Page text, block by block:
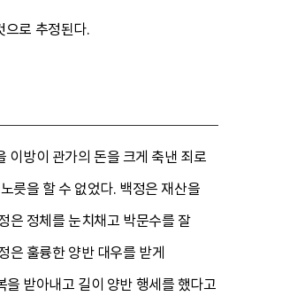
으로 추정된다.
이방이 관가의 돈을 크게 축낸 죄로
릇을 할 수 없었다. 백정은 재산을
은 정체를 눈치채고 박문수를 잘
은 훌륭한 양반 대우를 받게
받아내고 길이 양반 행세를 했다고